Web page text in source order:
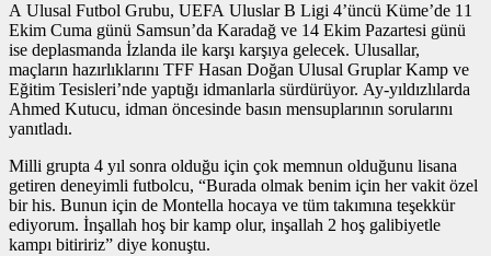
A Ulusal Futbol Grubu, UEFA Uluslar B Ligi 4’üncü Küme’de 11
Ekim Cuma günü Samsun’da Karadağ ve 14 Ekim Pazartesi günü
ise deplasmanda İzlanda ile karşı karşıya gelecek. Ulusallar,
maçların hazırlıklarını TFF Hasan Doğan Ulusal Gruplar Kamp ve
Eğitim Tesisleri’nde yaptığı idmanlarla sürdürüyor. Ay-yıldızlılarda
Ahmed Kutucu, idman öncesinde basın mensuplarının sorularını
yanıtladı.
Milli grupta 4 yıl sonra olduğu için çok memnun olduğunu lisana
getiren deneyimli futbolcu, “Burada olmak benim için her vakit özel
bir his. Bunun için de Montella hocaya ve tüm takımına teşekkür
ediyorum. İnşallah hoş bir kamp olur, inşallah 2 hoş galibiyetle
kampı bitiririz” diye konuştu.